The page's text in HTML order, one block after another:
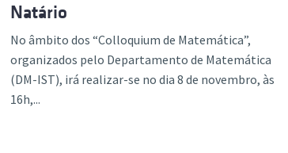
Natário
No âmbito dos “Colloquium de Matemática”,
organizados pelo Departamento de Matemática
(DM-IST), irá realizar-se no dia 8 de novembro, às
16h,...